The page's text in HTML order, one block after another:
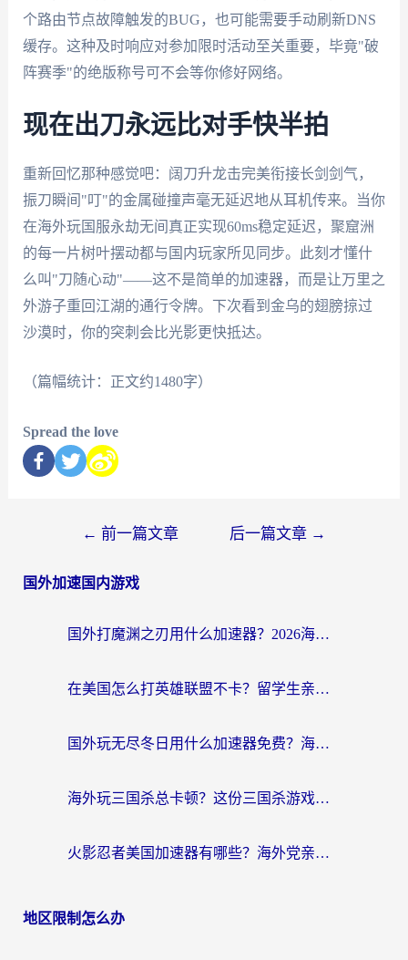
个路由节点故障触发的BUG，也可能需要手动刷新DNS
缓存。这种及时响应对参加限时活动至关重要，毕竟"破
阵赛季"的绝版称号可不会等你修好网络。
现在出刀永远比对手快半拍
重新回忆那种感觉吧：阔刀升龙击完美衔接长剑剑气，
振刀瞬间"叮"的金属碰撞声毫无延迟地从耳机传来。当你
在海外玩国服永劫无间真正实现60ms稳定延迟，聚窟洲
的每一片树叶摆动都与国内玩家所见同步。此刻才懂什
么叫"刀随心动"——这不是简单的加速器，而是让万里之
外游子重回江湖的通行令牌。下次看到金乌的翅膀掠过
沙漠时，你的突刺会比光影更快抵达。
（篇幅统计：正文约1480字）
Spread the love
← 前一篇文章 后一篇文章 →
国外加速国内游戏
国外打魔渊之刃用什么加速器？2026海外玩家国服游戏加速全攻略（附闪耀暖暖&复苏的魔女避坑指南）
在美国怎么打英雄联盟不卡？留学生亲测的国服游戏加速全攻略
国外玩无尽冬日用什么加速器免费？海外党国服游戏加速避坑指南
海外玩三国杀总卡顿？这份三国杀游戏加速器指南帮你告别延迟烦恼
火影忍者美国加速器有哪些？海外党亲测的国服游戏加速全攻略（含菲律宾玩三国之刃守望黎明技巧）
地区限制怎么办